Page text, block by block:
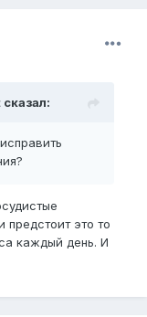
это то
каждый день. И